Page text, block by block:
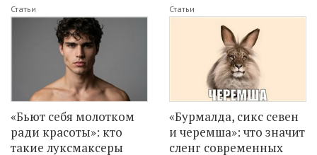
Статьи
«Бьют себя молотком
ради красоты»: кто
такие луксмаксеры
Статьи
«Бурмалда, сикс севен
и черемша»: что значит
сленг современных